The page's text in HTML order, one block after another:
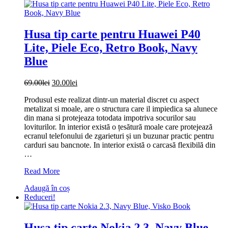
Husa tip carte pentru Huawei P40
Lite, Piele Eco, Retro Book, Navy
Blue
69.00lei Prețul
a
fost:
69.00lei.
30.00lei
este:
30.00lei.
Produsul este realizat dintr-un material discret cu aspect
metalizat si moale, are o structura care il impiedica sa alunece
din mana si protejeaza totodata impotriva socurilor sau
loviturilor. In interior există o țesătură moale care protejează
ecranul telefonului de zgarieturi și un buzunar practic pentru
carduri sau bancnote. In interior există o carcasă flexibilă din
…
Husa
carte
pentru
Huawei
Lite,
Read More
Adaugă în coș
Reduceri!